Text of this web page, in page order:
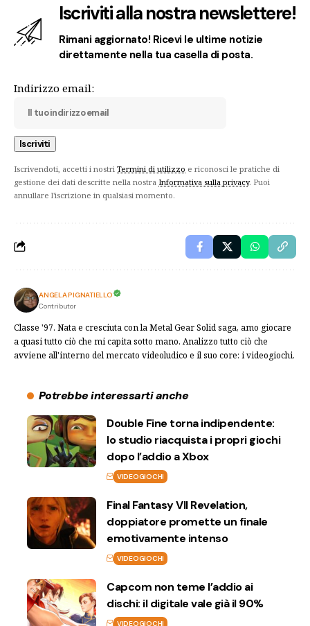
Iscriviti alla nostra newslettere!
Rimani aggiornato! Ricevi le ultime notizie
direttamente nella tua casella di posta.
Indirizzo email:
Iscrivendoti, accetti i nostri Termini di utilizzo e riconosci le pratiche di
gestione dei dati descritte nella nostra Informativa sulla privacy. Puoi
annullare l'iscrizione in qualsiasi momento.
ANGELA PIGNATIELLO
Contributor
Classe '97. Nata e cresciuta con la Metal Gear Solid saga, amo giocare
a quasi tutto ciò che mi capita sotto mano. Analizzo tutto ciò che
avviene all'interno del mercato videoludico e il suo core: i videogiochi.
Potrebbe interessarti anche
Double Fine torna indipendente:
lo studio riacquista i propri giochi
dopo l’addio a Xbox
VIDEOGIOCHI
Final Fantasy VII Revelation,
doppiatore promette un finale
emotivamente intenso
VIDEOGIOCHI
Capcom non teme l’addio ai
dischi: il digitale vale già il 90%
VIDEOGIOCHI